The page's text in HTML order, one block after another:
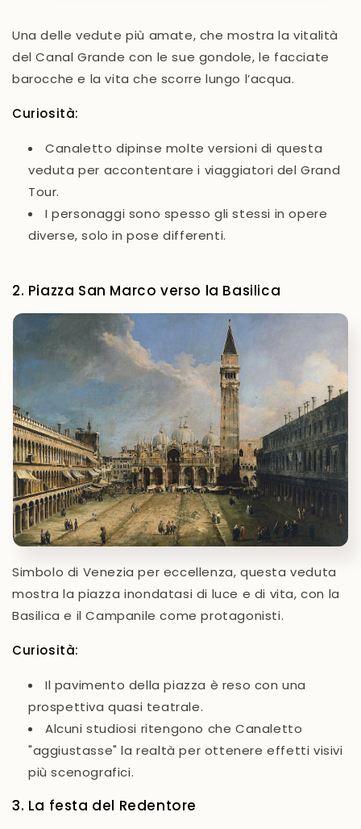
Una delle vedute più amate, che mostra la vitalità
del Canal Grande con le sue gondole, le facciate
barocche e la vita che scorre lungo l’acqua.
Curiosità:
Canaletto dipinse molte versioni di questa
veduta per accontentare i viaggiatori del Grand
Tour.
I personaggi sono spesso gli stessi in opere
diverse, solo in pose differenti.
2. Piazza San Marco verso la Basilica
Simbolo di Venezia per eccellenza, questa veduta
mostra la piazza inondatasi di luce e di vita, con la
Basilica e il Campanile come protagonisti.
Curiosità:
Il pavimento della piazza è reso con una
prospettiva quasi teatrale.
Alcuni studiosi ritengono che Canaletto
"aggiustasse" la realtà per ottenere effetti visivi
più scenografici.
3. La festa del Redentore